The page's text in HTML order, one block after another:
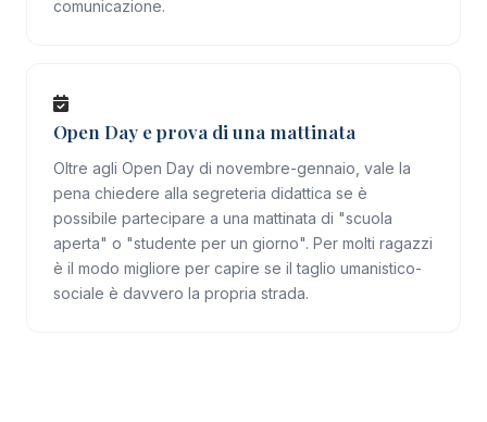
comunicazione.
Open Day e prova di una mattinata
Oltre agli Open Day di novembre-gennaio, vale la
pena chiedere alla segreteria didattica se è
possibile partecipare a una mattinata di "scuola
aperta" o "studente per un giorno". Per molti ragazzi
è il modo migliore per capire se il taglio umanistico-
sociale è davvero la propria strada.